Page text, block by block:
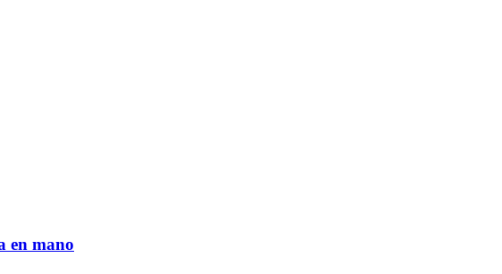
en mano